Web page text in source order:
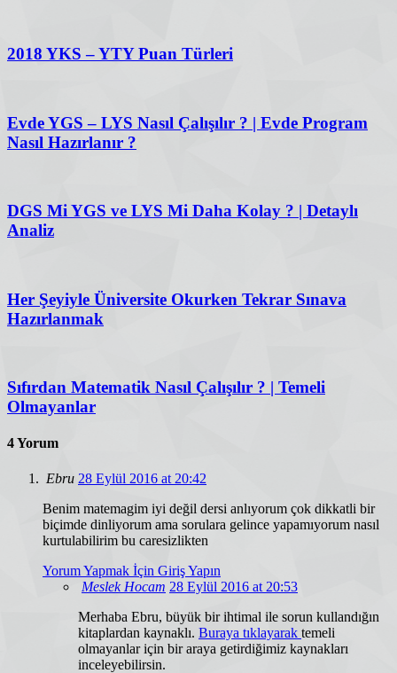
2018 YKS – YTY Puan Türleri
Evde YGS – LYS Nasıl Çalışılır ? | Evde Program
Nasıl Hazırlanır ?
DGS Mi YGS ve LYS Mi Daha Kolay ? | Detaylı
Analiz
Her Şeyiyle Üniversite Okurken Tekrar Sınava
Hazırlanmak
Sıfırdan Matematik Nasıl Çalışılır ? | Temeli
Olmayanlar
4 Yorum
Ebru 28 Eylül 2016 at 20:42
Benim matemagim iyi değil dersi anlıyorum çok dikkatli bir
biçimde dinliyorum ama sorulara gelince yapamıyorum nasıl
kurtulabilirim bu caresizlikten
Yorum Yapmak İçin Giriş Yapın
Meslek Hocam 28 Eylül 2016 at 20:53
Merhaba Ebru, büyük bir ihtimal ile sorun kullandığın
kitaplardan kaynaklı. Buraya tıklayarak temeli
olmayanlar için bir araya getirdiğimiz kaynakları
inceleyebilirsin.